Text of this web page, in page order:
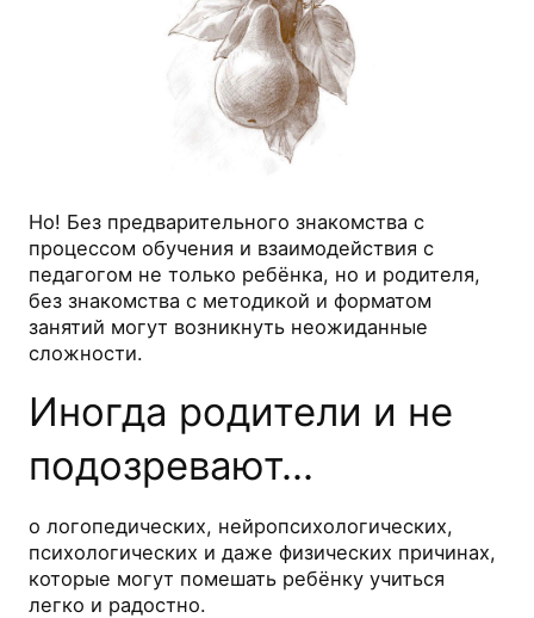
Но! Без предварительного знакомства с
процессом обучения и взаимодействия с
педагогом не только ребёнка, но и родителя,
без знакомства с методикой и форматом
занятий могут возникнуть неожиданные
сложности.
Иногда родители и не
подозревают...
о логопедических, нейропсихологических,
психологических и даже физических причинах,
которые могут помешать ребёнку учиться
легко и радостно.